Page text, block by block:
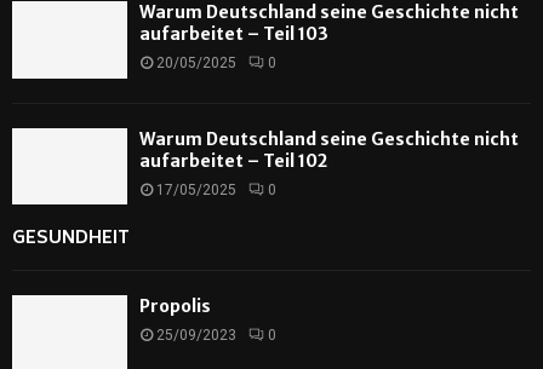
Warum Deutschland seine Geschichte nicht
aufarbeitet – Teil 103
20/05/2025 0
Warum Deutschland seine Geschichte nicht
aufarbeitet – Teil 102
17/05/2025 0
GESUNDHEIT
Propolis
25/09/2023 0